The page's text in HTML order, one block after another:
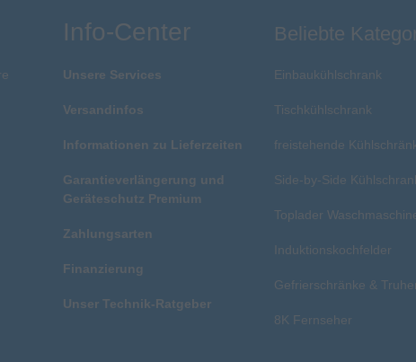
Info-Center
Unsere Services
Versandinfos
Informationen zu Lieferzeiten
Garantieverlängerung und
Geräteschutz Premium
Zahlungsarten
Finanzierung
Unser Technik-Ratgeber
Beliebte
Einbaukühlschrank
Tischkühlschrank
freistehende
Side-by-Side
Toplader
Induktionskochfelder
Gefrierschränke &
8K Fernseher